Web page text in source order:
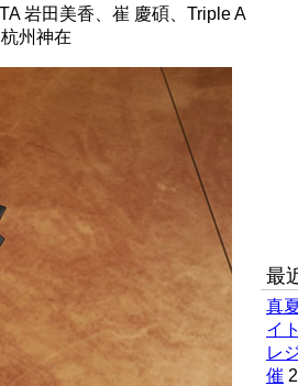
岩田美香、崔 慶碩、Triple A
州神在
最
真
イ
レ
催